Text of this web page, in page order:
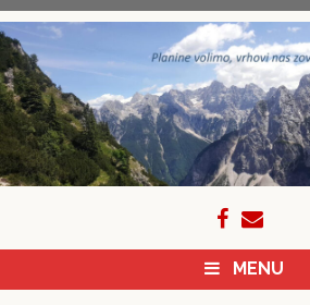
Skip
to
content
MENU